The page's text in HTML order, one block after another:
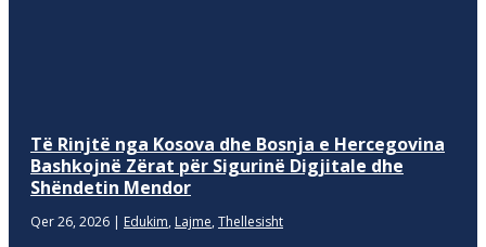
Të Rinjtë nga Kosova dhe Bosnja e Hercegovina
Bashkojnë Zërat për Sigurinë Digjitale dhe
Shëndetin Mendor
Qer 26, 2026 | Edukim, Lajme, Thellesisht